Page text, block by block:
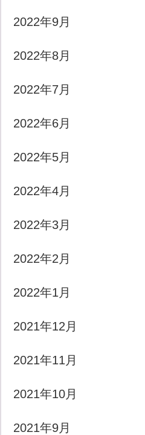
2022年9月
2022年8月
2022年7月
2022年6月
2022年5月
2022年4月
2022年3月
2022年2月
2022年1月
2021年12月
2021年11月
2021年10月
2021年9月